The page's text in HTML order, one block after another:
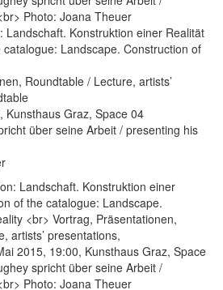
Landschaft. Konstruktion einer Realität
Landscape. Construction of
Roundtable / Lecture, artists’
Kunsthaus Graz, Space 04
über seine Arbeit / presenting his